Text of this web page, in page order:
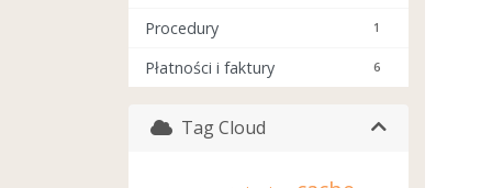
1
Procedury
6
Płatności i faktury
Tag Cloud